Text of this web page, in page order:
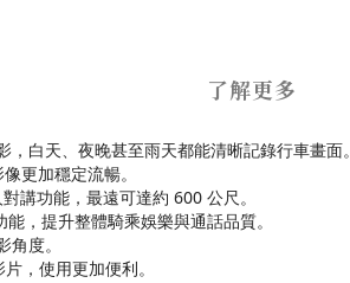
了解更多
白天、夜晚甚至雨天都能清晰記錄行車畫面。
更加穩定流暢。
講功能，最遠可達約 600 公尺。
，提升整體騎乘娛樂與通話品質。
度。
，使用更加便利。